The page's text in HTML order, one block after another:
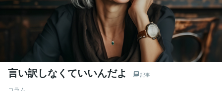
言い訳しなくていいんだよ 記事
コラム